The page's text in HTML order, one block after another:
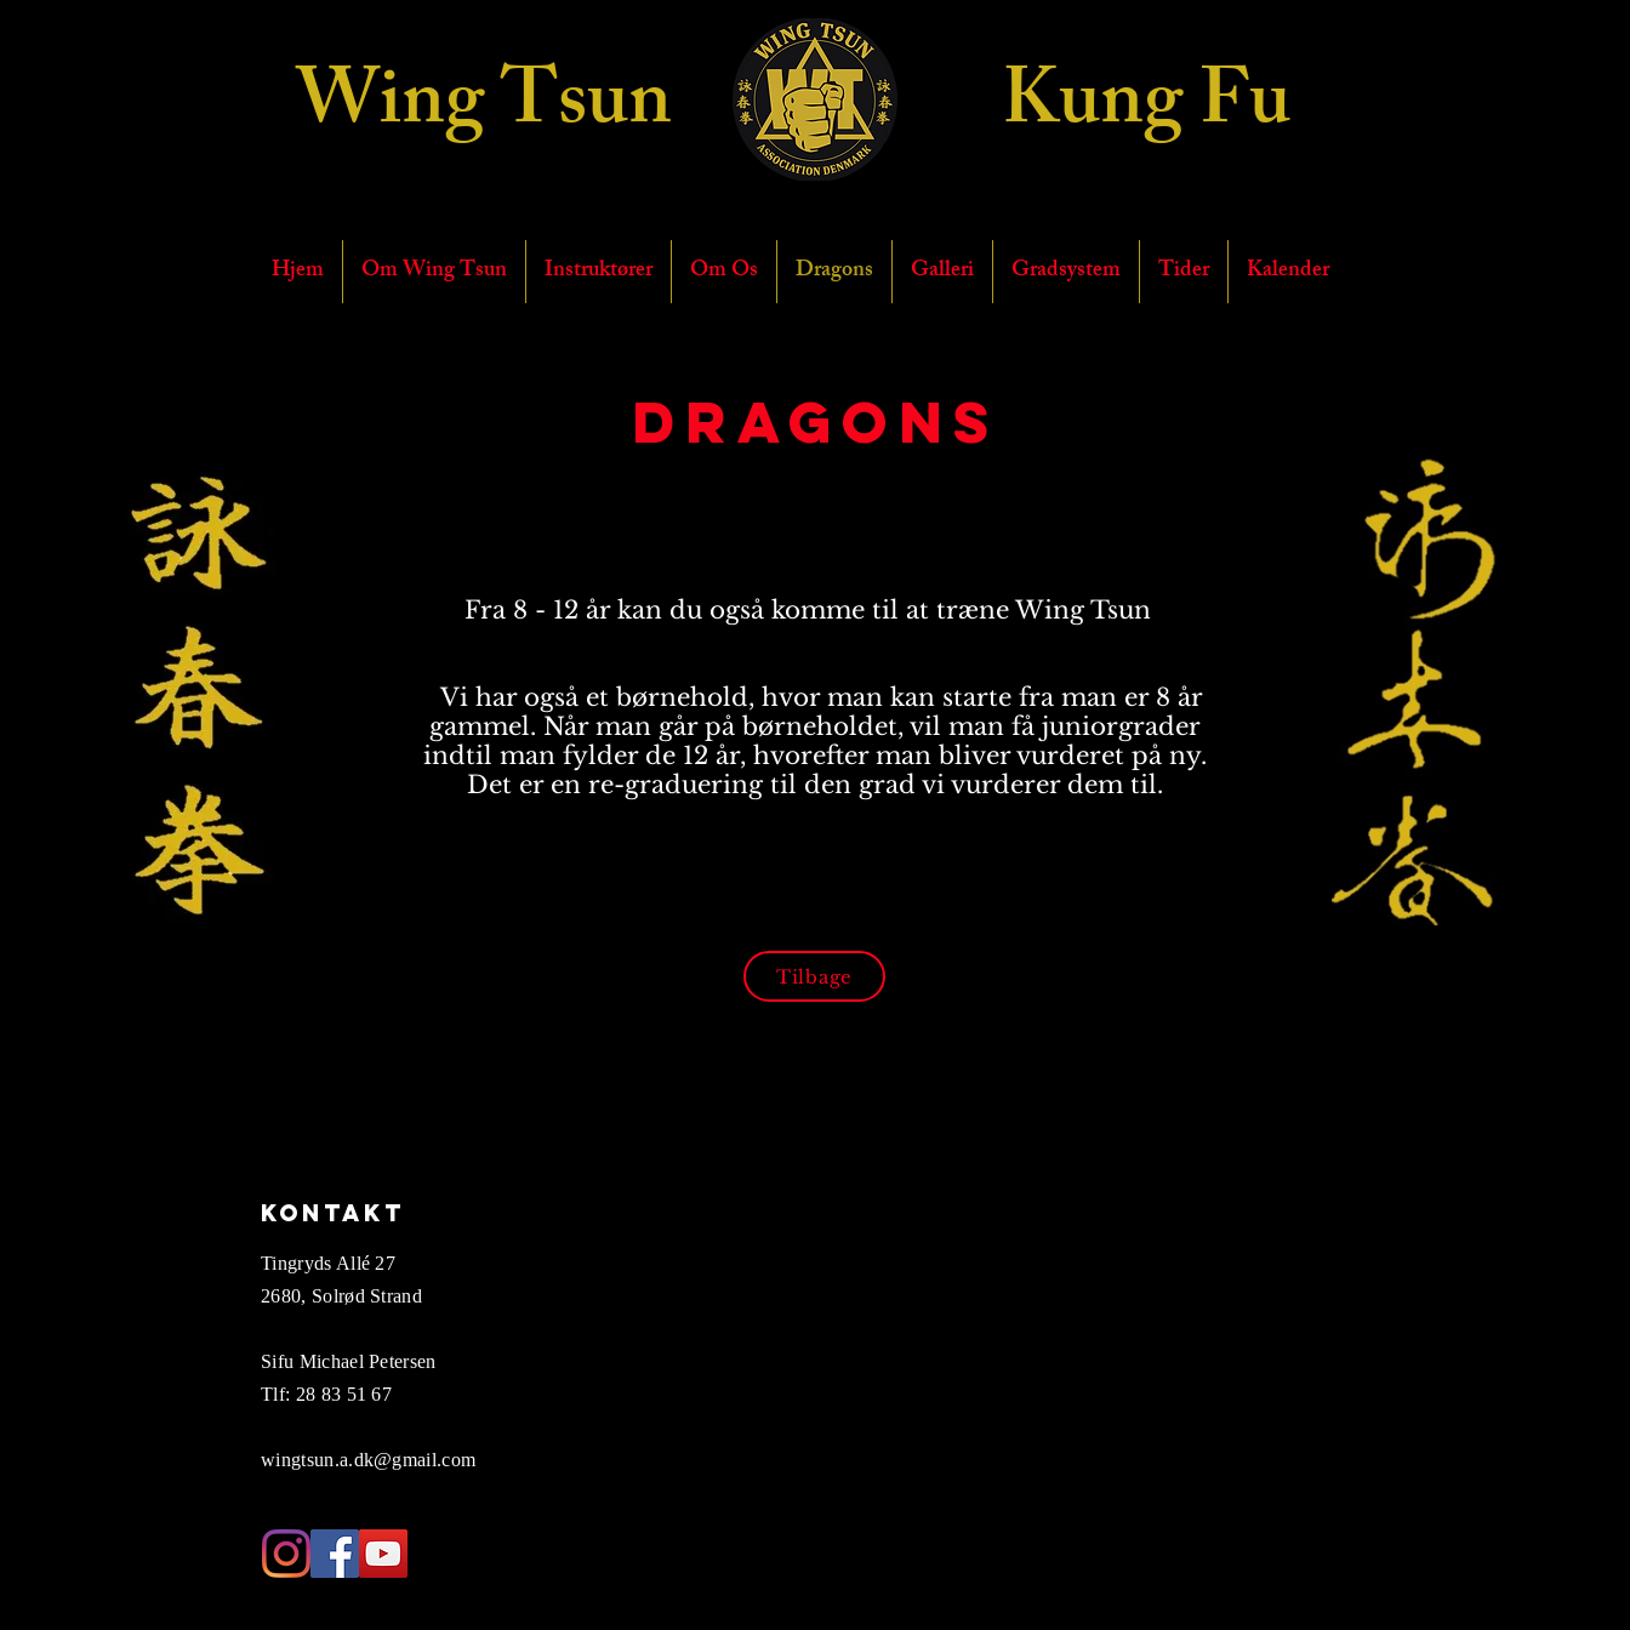
Wing Tsun Kung Fu
Hjem Om Wing Tsun Instruktører Om Os Dragons Galleri Gradsystem Tider Kalender
Dragons
Fra 8 - 12 år kan du også komme til at træne Wing Tsun
Vi har også et børnehold, hvor man kan starte fra man er 8 år
gammel. Når man går på børneholdet, vil man få juniorgrader
indtil man fylder de 12 år, hvorefter man bliver vurderet på ny.
Det er en re-graduering til den grad vi vurderer dem til.
Tilbage
Kontakt
Tingryds Allé 27
2680, Solrød Strand
Sifu Michael Petersen
Tlf: 28 83 51 67
wingtsun.a.dk@gmail.com